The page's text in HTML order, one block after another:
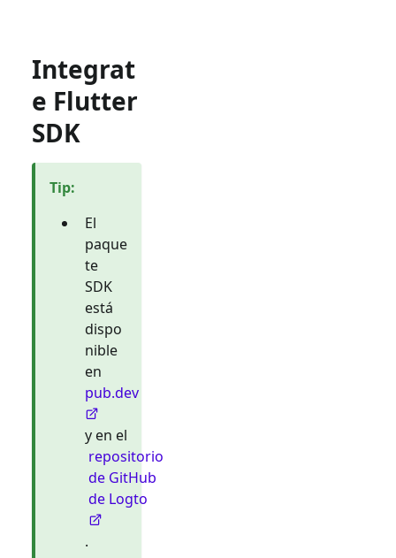
Integrat
e Flutter
SDK
Tip:
El
paque
te
SDK
está
dispo
nible
en
pub.dev
y en el
repositorio
de GitHub
de Logto
.